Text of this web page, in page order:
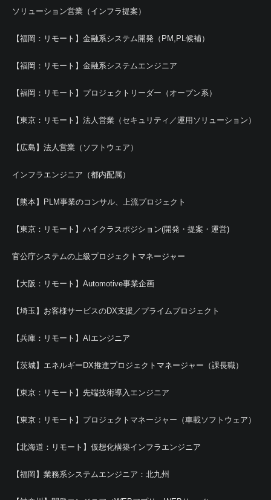
ソリューション営業（インフラ提案）
【福岡：リモート】金融系システム開発（PM,PL候補）
【福岡：リモート】金融系システムエンジニア
【福岡：リモート】プロジェクトリーダー（オープン系）
【東京：リモート】法人営業（セキュリティ／運用ソリューション）
【広島】法人営業（ソフトウェア）
インフラエンジニア（都内配属）
【熊本】PLM事業のコンサル、上流プロジェクト
【東京：リモート】ハイクラスポジション(開発・提案・運営)
官公庁システムの上級プロジェクトマネージャー
【大阪：リモート】Automotive事業企画
【埼玉】お客様サービスのDX支援／プライムプロジェクト
【兵庫：リモート】AIエンジニア
【茨城】エネルギーDX推進プロジェクトマネージャー（課長職）
【東京：リモート】先端技術導入エンジニア
【東京：リモート】プロジェクトマネージャー（車載ソフトウェア）
【北海道：リモート】仮想化構築インフラエンジニア
【福岡】業務系システムエンジニア：北九州